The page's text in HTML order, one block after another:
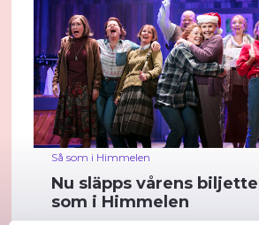
Så som i Himmelen
Nu släpps vårens
som i Himmelen